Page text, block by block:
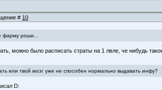
# 10
фарму роши...
можно было расписать страты на 1 лвле, че нибудь
или твой мозг уже не способен нормально выдавать инфу?
D: